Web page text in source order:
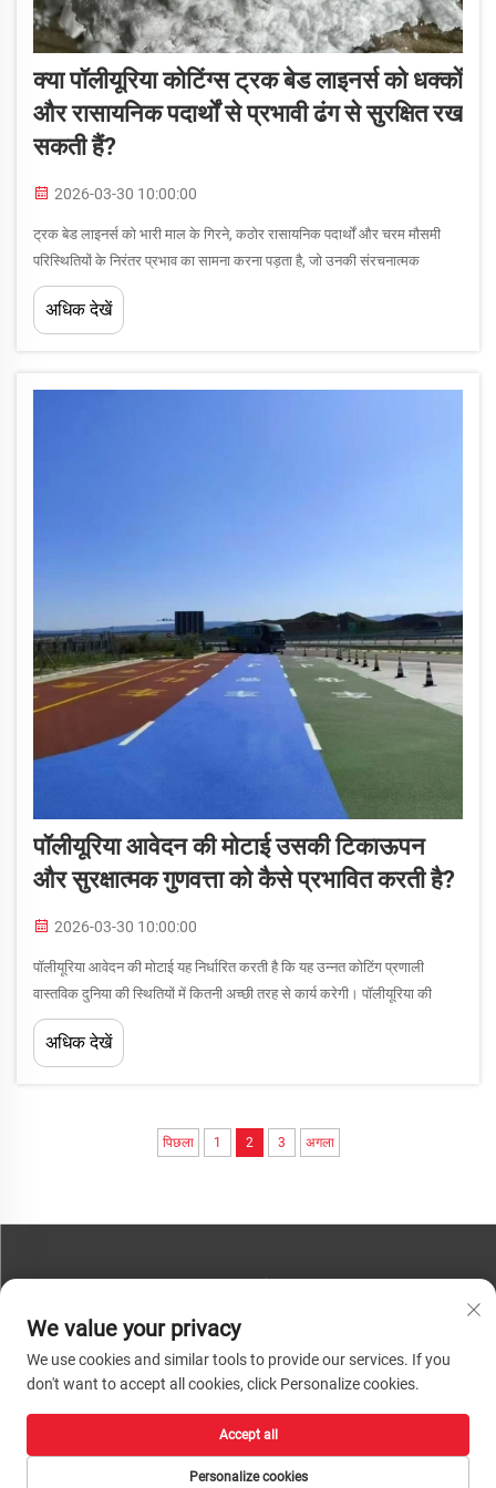
क्या पॉलीयूरिया कोटिंग्स ट्रक बेड लाइनर्स को धक्कों
और रासायनिक पदार्थों से प्रभावी ढंग से सुरक्षित रख
सकती हैं?
2026-03-30 10:00:00
ट्रक बेड लाइनर्स को भारी माल के गिरने, कठोर रासायनिक पदार्थों और चरम मौसमी
परिस्थितियों के निरंतर प्रभाव का सामना करना पड़ता है, जो उनकी संरचनात्मक
अखंडता और कार्यक्षमता को समाप्त कर सकते हैं। यह प्रश्न उठता है कि क्या पॉलीयूरिया
कोटिंग्स ट्रक बेड लाइनर्स को प्रभावी ढंग से सुरक्षित रख सकती हैं...
अधिक देखें
पॉलीयूरिया आवेदन की मोटाई उसकी टिकाऊपन
और सुरक्षात्मक गुणवत्ता को कैसे प्रभावित करती है?
2026-03-30 10:00:00
पॉलीयूरिया आवेदन की मोटाई यह निर्धारित करती है कि यह उन्नत कोटिंग प्रणाली
वास्तविक दुनिया की स्थितियों में कितनी अच्छी तरह से कार्य करेगी। पॉलीयूरिया की
मोटाई और सुरक्षात्मक प्रदर्शन के बीच के संबंध को समझना इंजीनियरों के लिए आवश्यक
है...अधिक देखें
पिछला 1 2 3 अगला
फ़ोन:+86-13793890209
टेलीफोन: +86-13793890209
कॉपीराइट © 2026 शांडोंग हुआचेंग हाई-टेक सामग्री प्रौद्योगिकी कं., लि. सभी अधिकार सुरक्षित। |
गोपनीयता नीति
We value your privacy
We use cookies and similar tools to provide our services. If you
don't want to accept all cookies, click Personalize cookies.
Personalize cookies
Accept all